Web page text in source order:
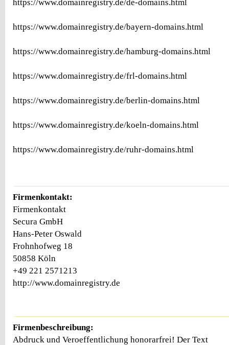
https://www.domainregistry.de/de-domains.html
https://www.domainregistry.de/bayern-domains.html
https://www.domainregistry.de/hamburg-domains.html
https://www.domainregistry.de/frl-domains.html
https://www.domainregistry.de/berlin-domains.html
https://www.domainregistry.de/koeln-domains.html
https://www.domainregistry.de/ruhr-domains.html
Firmenkontakt:
Firmenkontakt
Secura GmbH
Hans-Peter Oswald
Frohnhofweg 18
50858 Köln
+49 221 2571213
http://www.domainregistry.de
Firmenbeschreibung:
Abdruck und Veroeffentlichung honorarfrei! Der Text